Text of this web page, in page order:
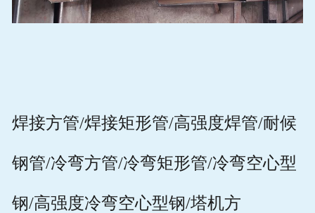
焊接方管/焊接矩形管/高强度焊管/耐候
钢管/冷弯方管/冷弯矩形管/冷弯空心型
钢/高强度冷弯空心型钢/塔机方